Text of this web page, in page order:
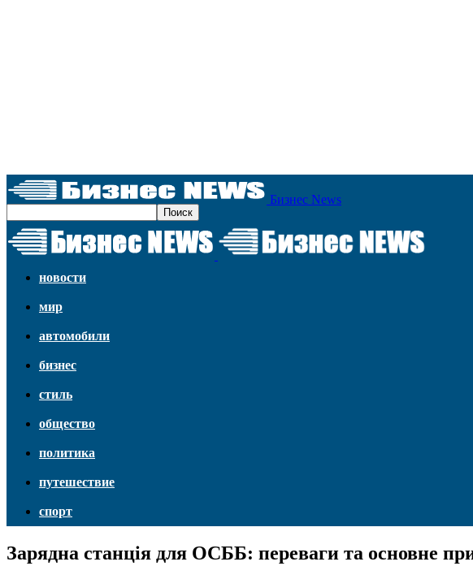
Бизнес News
новости
мир
автомобили
бизнес
стиль
общество
политика
путешествие
спорт
Зарядна станція для ОСББ: переваги та основне